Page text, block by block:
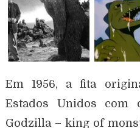
Em 1956, a fita
Estados Unidos com
Godzilla – king of